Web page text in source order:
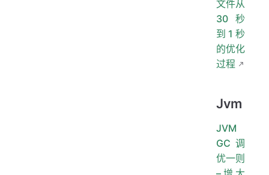
文件从
30秒
到1秒
的优化
过程
Jvm
JVM
GC调
优一则